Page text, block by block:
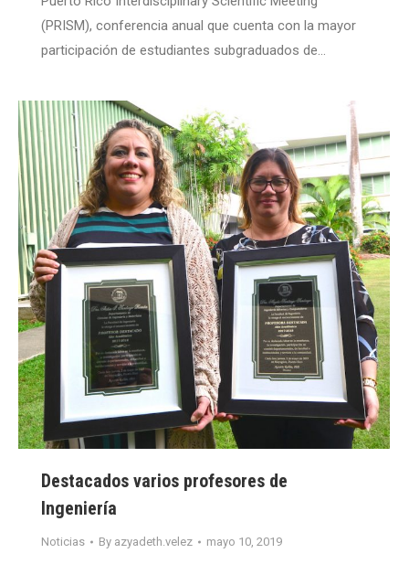
(PRISM), conferencia anual que cuenta con la mayor
participación de estudiantes subgraduados de…
Destacados varios profesores de
Ingeniería
Noticias By azyadeth.velez mayo 10, 2019